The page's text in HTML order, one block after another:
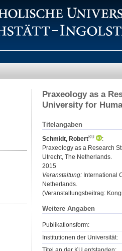
Praxeology as a
University for
Titelangaben
Schmidt, Robert
:
Praxeology as a Research
Utrecht, The Netherlands.
2015
Veranstaltung: International
Netherlands.
(Veranstaltungsbeitrag:
Weitere Angaben
Publikationsform:
Institutionen der Universität: